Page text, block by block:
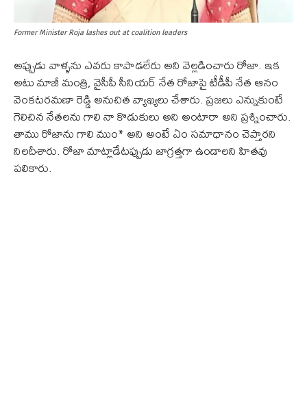
Former Minister Roja lashes out at coalition leaders
అప్పుడు వాళ్ళను ఎవరు కాపాడలేరు అని వెల్లడించారు రోజా. ఇక
అటు మాజీ మంత్రి, వైసీపీ సీనియర్ నేత రోజాపై టీడీపీ నేత ఆనం
వెంకటరమణా రెడ్డి అనుచిత వ్యాఖ్యలు చేశారు. ప్రజలు ఎన్నుకుంటే
గెలిచిన నేతలను గాలి నా కొడుకులు అని అంటారా అని ప్రశ్నించారు.
తాము రోజాను గాలి ముం* అని అంటే ఏం సమాధానం చెప్తారని
నిలదీశారు. రోజా మాట్లాడేటప్పుడు జాగ్రత్తగా ఉండాలని హితవు
పలికారు.